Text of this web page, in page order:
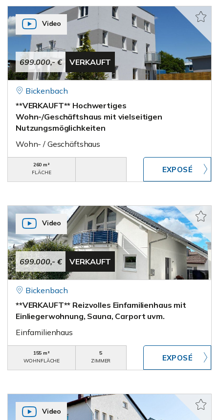
699.000,- € VERKAUFT
Video
Bickenbach
**VERKAUFT** Hochwertiges
Wohn-/Geschäftshaus mit vielseitigen
Nutzungsmöglichkeiten
Wohn- / Geschäftshaus
260 m²
FLÄCHE
699.000,- € VERKAUFT
Video
Bickenbach
**VERKAUFT** Reizvolles Einfamilienhaus mit
Einliegerwohnung, Sauna, Carport uvm.
Einfamilienhaus
155 m²
WOHNFLÄCHE
5
ZIMMER
Video